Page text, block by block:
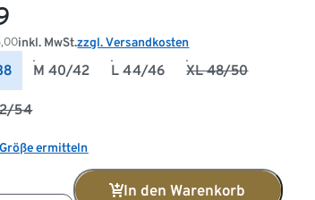
inkl. MwSt.zzgl. Versandkosten
M 40/42 L 44/46 XL 48/50
54
ermitteln
In den Warenkorb